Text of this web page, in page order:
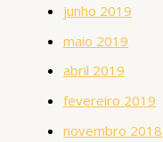
junho 2019
maio 2019
abril 2019
fevereiro 2019
novembro 2018